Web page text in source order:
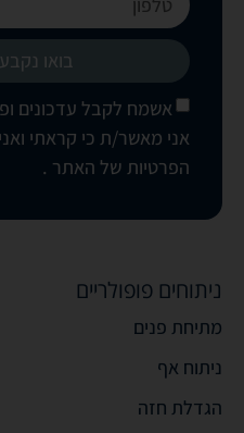
אשמח לקבל עדכונים
אני מאשר/ת כי קראתי
הפרטיות של האתר .
בואו
ניתוחים פופולריים
מתיחת פנים
ניתוח אף
הגדלת חזה